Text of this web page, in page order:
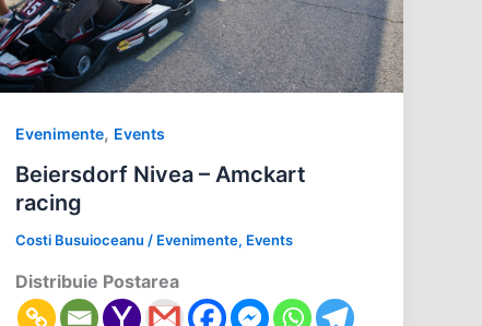
Evenimente, Events
Beiersdorf Nivea – Amckart
racing
Costi Busuioceanu/ Evenimente, Events
Distribuie Postarea